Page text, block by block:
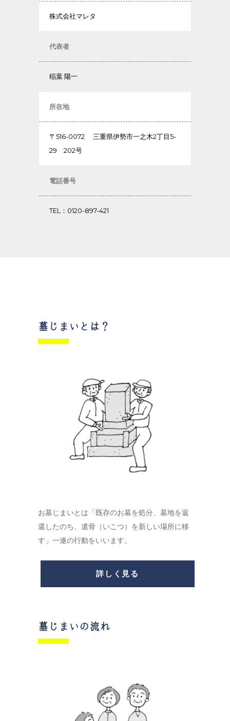
株式会社マレタ
代表者
稲葉 陽一
所在地
〒516-0072 三重県伊勢市一之木2丁目5-
29 202号
電話番号
TEL：0120-897-421
墓じまいとは？
お墓じまいとは「既存のお墓を処分、墓地を返
還したのち、遺骨（いこつ）を新しい場所に移
す」一連の行動をいいます。
詳しく見る
墓じまいの流れ